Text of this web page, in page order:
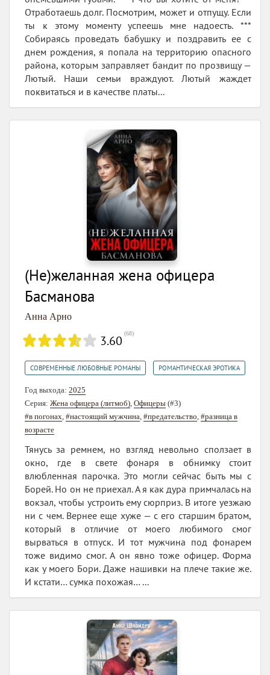
Отработаешь долг. Посмотрим, может и отпущу. Если
ты к этому моменту успеешь мне надоесть. ***
Собираясь проведать бабушку и поздравить ее с
днем рождения, я попала на территорию опасного
района, которым заправляет бандит по прозвищу —
Лютый. Наши семьи враждуют. Лютый жаждет
поквитаться и в качестве платы...
(Не)желанная жена офицера
Басманова
Анна Арно
3.60 (68)
СОВРЕМЕННЫЕ ЛЮБОВНЫЕ РОМАНЫ РОМАНТИЧЕСКАЯ ЭРОТИКА
Год выхода: 2025
Серия: Жена офицера (литмоб), Офицеры (#3)
#в погонах, #настоящий мужчина, #предательство, #разница в
возрасте
Тянусь за ремнем, но взгляд невольно сползает в
окно, где в свете фонаря в обнимку стоит
влюбленная парочка. Это могли сейчас быть мы с
Борей. Но он не приехал. А я как дура примчалась на
вокзал, чтобы устроить ему сюрприз. В итоге уезжаю
ни с чем. Вернее еще хуже — с его старшим братом,
который в отличие от моего любимого смог
вырваться в отпуск. И тот мужчина под фонарем
тоже видимо смог. А он явно тоже офицер. Форма
как у моего Бори. Даже нашивки на плече такие же.
И кстати… сумка похожая… ...